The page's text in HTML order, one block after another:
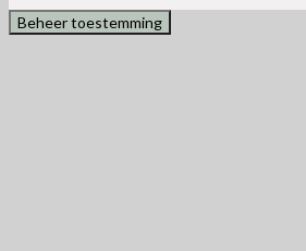
Beheer toestemming